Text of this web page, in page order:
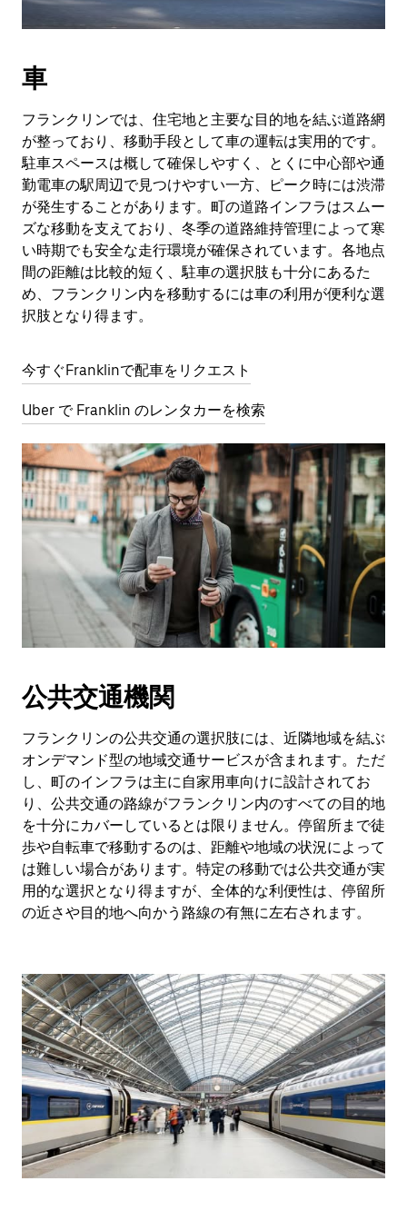
車
フランクリンでは、住宅地と主要な目的地を結ぶ道路網
が整っており、移動手段として車の運転は実用的です。
駐車スペースは概して確保しやすく、とくに中心部や通
勤電車の駅周辺で見つけやすい一方、ピーク時には渋滞
が発生することがあります。町の道路インフラはスムー
ズな移動を支えており、冬季の道路維持管理によって寒
い時期でも安全な走行環境が確保されています。各地点
間の距離は比較的短く、駐車の選択肢も十分にあるた
め、フランクリン内を移動するには車の利用が便利な選
択肢となり得ます。
今すぐFranklinで配車をリクエスト
Uber で Franklin のレンタカーを検索
公共交通機関
フランクリンの公共交通の選択肢には、近隣地域を結ぶ
オンデマンド型の地域交通サービスが含まれます。ただ
し、町のインフラは主に自家用車向けに設計されてお
り、公共交通の路線がフランクリン内のすべての目的地
を十分にカバーしているとは限りません。停留所まで徒
歩や自転車で移動するのは、距離や地域の状況によって
は難しい場合があります。特定の移動では公共交通が実
用的な選択となり得ますが、全体的な利便性は、停留所
の近さや目的地へ向かう路線の有無に左右されます。